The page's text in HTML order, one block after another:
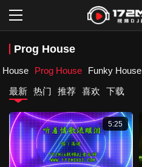
Prog House
House Prog House Funky House
最新 热门 推荐 喜欢 下载
5:25